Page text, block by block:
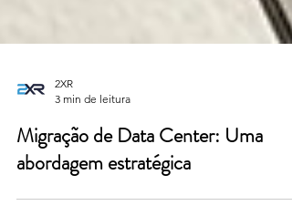
2XR
3 min de leitura
Migração de Data Center: Uma
abordagem estratégica